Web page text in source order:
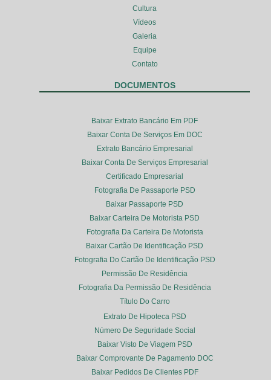
Cultura
Vídeos
Galeria
Equipe
Contato
DOCUMENTOS
Baixar Extrato Bancário Em PDF
Baixar Conta De Serviços Em DOC
Extrato Bancário Empresarial
Baixar Conta De Serviços Empresarial
Certificado Empresarial
Fotografia De Passaporte PSD
Baixar Passaporte PSD
Baixar Carteira De Motorista PSD
Fotografia Da Carteira De Motorista
Baixar Cartão De Identificação PSD
Fotografia Do Cartão De Identificação PSD
Permissão De Residência
Fotografia Da Permissão De Residência
Título Do Carro
Extrato De Hipoteca PSD
Número De Seguridade Social
Baixar Visto De Viagem PSD
Baixar Comprovante De Pagamento DOC
Baixar Pedidos De Clientes PDF